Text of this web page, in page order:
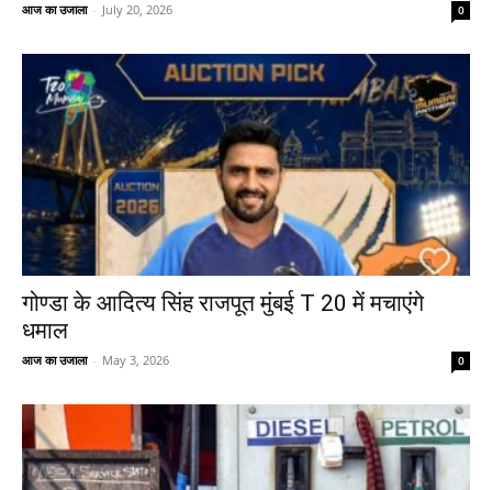
आज का उजाला - July 20, 2026 0
गोण्डा के आदित्य सिंह राजपूत मुंबई T 20 में मचाएंगे
धमाल
आज का उजाला - May 3, 2026 0